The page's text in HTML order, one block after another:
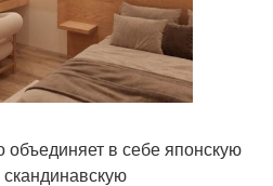
в себе японскую